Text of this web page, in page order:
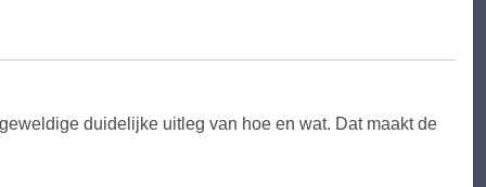
duidelijke uitleg van hoe en wat. Dat maakt de